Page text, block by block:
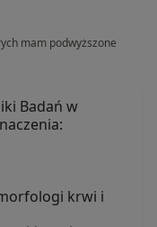
mam podwyższone
Badań w
krwi i